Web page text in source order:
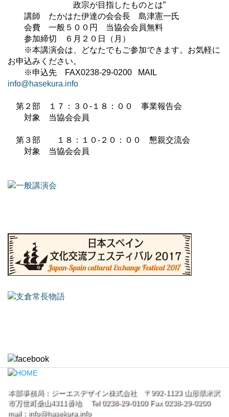
政宗が目指したものとは”
講師 たかはた伊達の会会長 島津憲一氏
会費 一般５００円 当協会会員無料
参加締切 ６月２０日（月）
※本講演会は、どなたでもご参加できます。お気軽に
お申込みください。
※申込先
FAX0238-29-0200
MAIL
info@hasekura.info
第２部 １７：３０- １８：００ 事業報告会
対象 当協会会員
第３部 １８：１０- ２０：００ 懇親交流会
対象 当協会会員
本部事務局：ジーエスデザイン株式会社 〒992-1123 山形県米沢
市万世町桑山4311番地
Tel 0238-29-0100Fax 0238-29-0200
mail： info@hasekura.info